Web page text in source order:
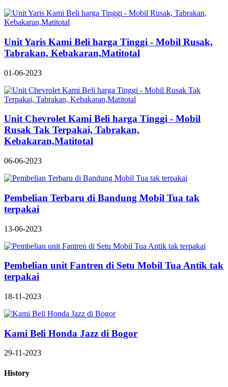
Unit Yaris Kami Beli harga Tinggi - Mobil Rusak,
Tabrakan, Kebakaran,Matitotal
01-06-2023
Unit Chevrolet Kami Beli harga Tinggi - Mobil
Rusak Tak Terpakai, Tabrakan,
Kebakaran,Matitotal
06-06-2023
Pembelian Terbaru di Bandung Mobil Tua tak
terpakai
13-06-2023
Pembelian unit Fantren di Setu Mobil Tua Antik tak
terpakai
18-11-2023
Kami Beli Honda Jazz di Bogor
29-11-2023
History